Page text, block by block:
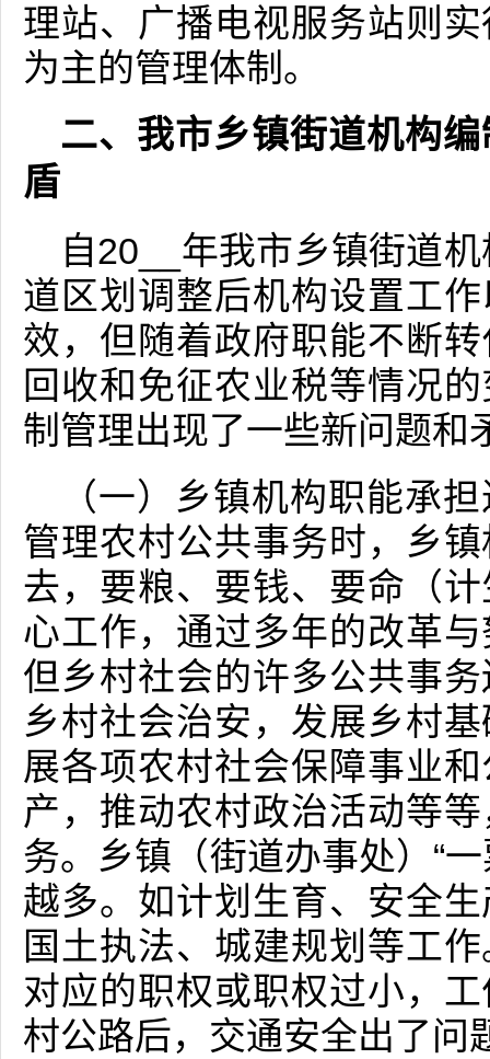
理站、广播电视服务站则
为主的管理体制。
二、我市乡镇街道机构
盾
自20__年我市乡镇街道
道区划调整后机构设置工
效，但随着政府职能不断
回收和免征农业税等情况
制管理出现了一些新问题和
（一）乡镇机构职能承
管理农村公共事务时，乡
去，要粮、要钱、要命（
心工作，通过多年的改革
但乡村社会的许多公共事
乡村社会治安，发展乡村
展各项农村社会保障事业
产，推动农村政治活动等
务。乡镇（街道办事处）“
越多。如计划生育、安全
国土执法、城建规划等工
对应的职权或职权过小，
村公路后，交通安全出了问